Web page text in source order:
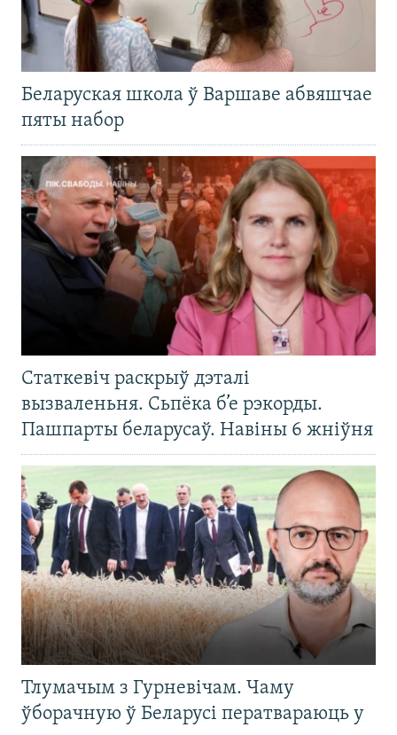
Беларуская школа ў Варшаве абвяшчае
пяты набор
Статкевіч раскрыў дэталі
вызваленьня. Сьпёка б’е рэкорды.
Пашпарты беларусаў. Навіны 6 жніўня
Тлумачым з Гурневічам. Чаму
ўборачную ў Беларусі ператвараюць у